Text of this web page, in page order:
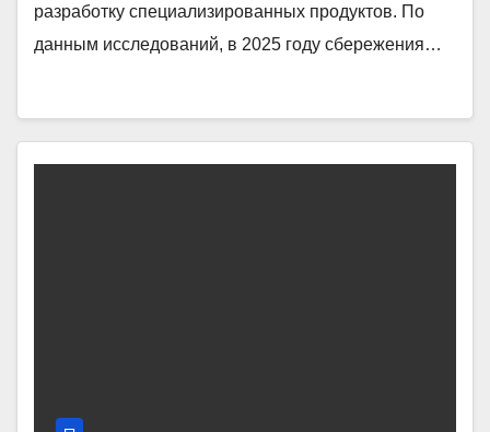
разработку специализированных продуктов. По
данным исследований, в 2025 году сбережения…